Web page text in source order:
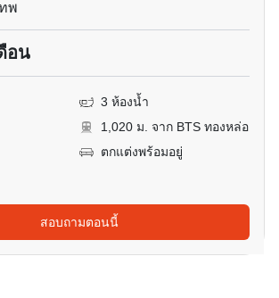
พ
อน
3 ห้องน้ำ
1,020 ม. จาก BTS ทองหล่อ
ตกแต่งพร้อมอยู่
สอบถามตอนนี้